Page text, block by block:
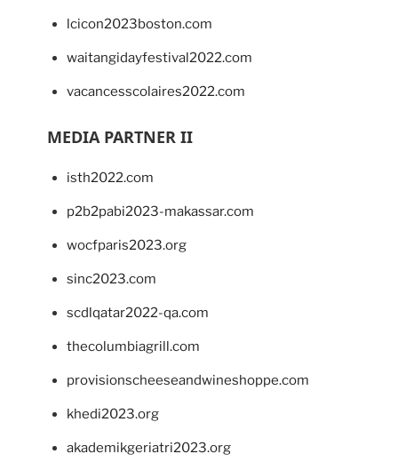
lcicon2023boston.com
waitangidayfestival2022.com
vacancesscolaires2022.com
MEDIA PARTNER II
isth2022.com
p2b2pabi2023-makassar.com
wocfparis2023.org
sinc2023.com
scdlqatar2022-qa.com
thecolumbiagrill.com
provisionscheeseandwineshoppe.com
khedi2023.org
akademikgeriatri2023.org